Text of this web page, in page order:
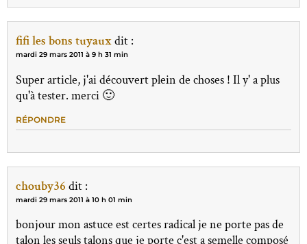
fifi les bons tuyauxdit :
mardi 29 mars 2011 à 9 h 31 min
Super article, j'ai découvert plein de choses ! Il y' a plus
qu'à tester. merci 🙂
RÉPONDRE
chouby36 dit :
mardi 29 mars 2011 à 10 h 01 min
bonjour mon astuce est certes radical je ne porte pas de
talon les seuls talons que je porte c'est a semelle composé